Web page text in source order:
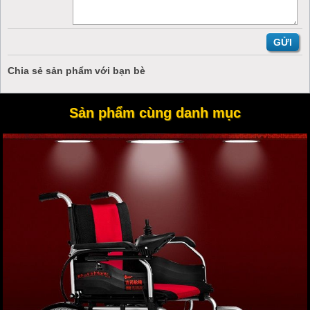
không đau, không sốc khi ngồi.
Bảng điều khiển 6 nấc cao thấp linh hoạt với sức, chiều cao
Thiết kế tay vịn vo tròn, có hoa văn tạo đồ sần khi năm
không bị trơn, tuột.
Khung xe cố định chắc chắn giúp người tập yên tập khi di
Tựa lưng có độ đàn hồi tốt, tạo cảm giác thoải mái cho
Sửu dụng khung tập đi có bánh xe loại cao cấp cho người
khuyết tập TM040chắc chắn sẽ giúp người khuyết tật, người gặp
khó khăn trong vận động, di chuyển cảm thấy thoải mái, tiện lợi
hơn trong tập luyện và sinh hoạt.
Đặc biệt, giảm gánh nặng cho người thân, gia đình khi có khung
tập di có bánh xe trong nhà, không những người khuyết tật mà
Chia sẻ sản phẩm với bạn bè
Sản phẩm cùng danh mục